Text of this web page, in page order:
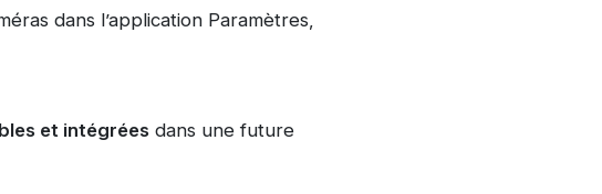
dans l’application Paramètres,
et intégréesdans une future